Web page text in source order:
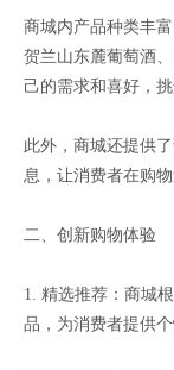
商城内产品种类丰
贺兰山东麓葡萄酒
己的需求和喜好，挑
此外，商城还提供
息，让消费者在购物
二、创新购物体验
1. 精选推荐：商城
品，为消费者提供个